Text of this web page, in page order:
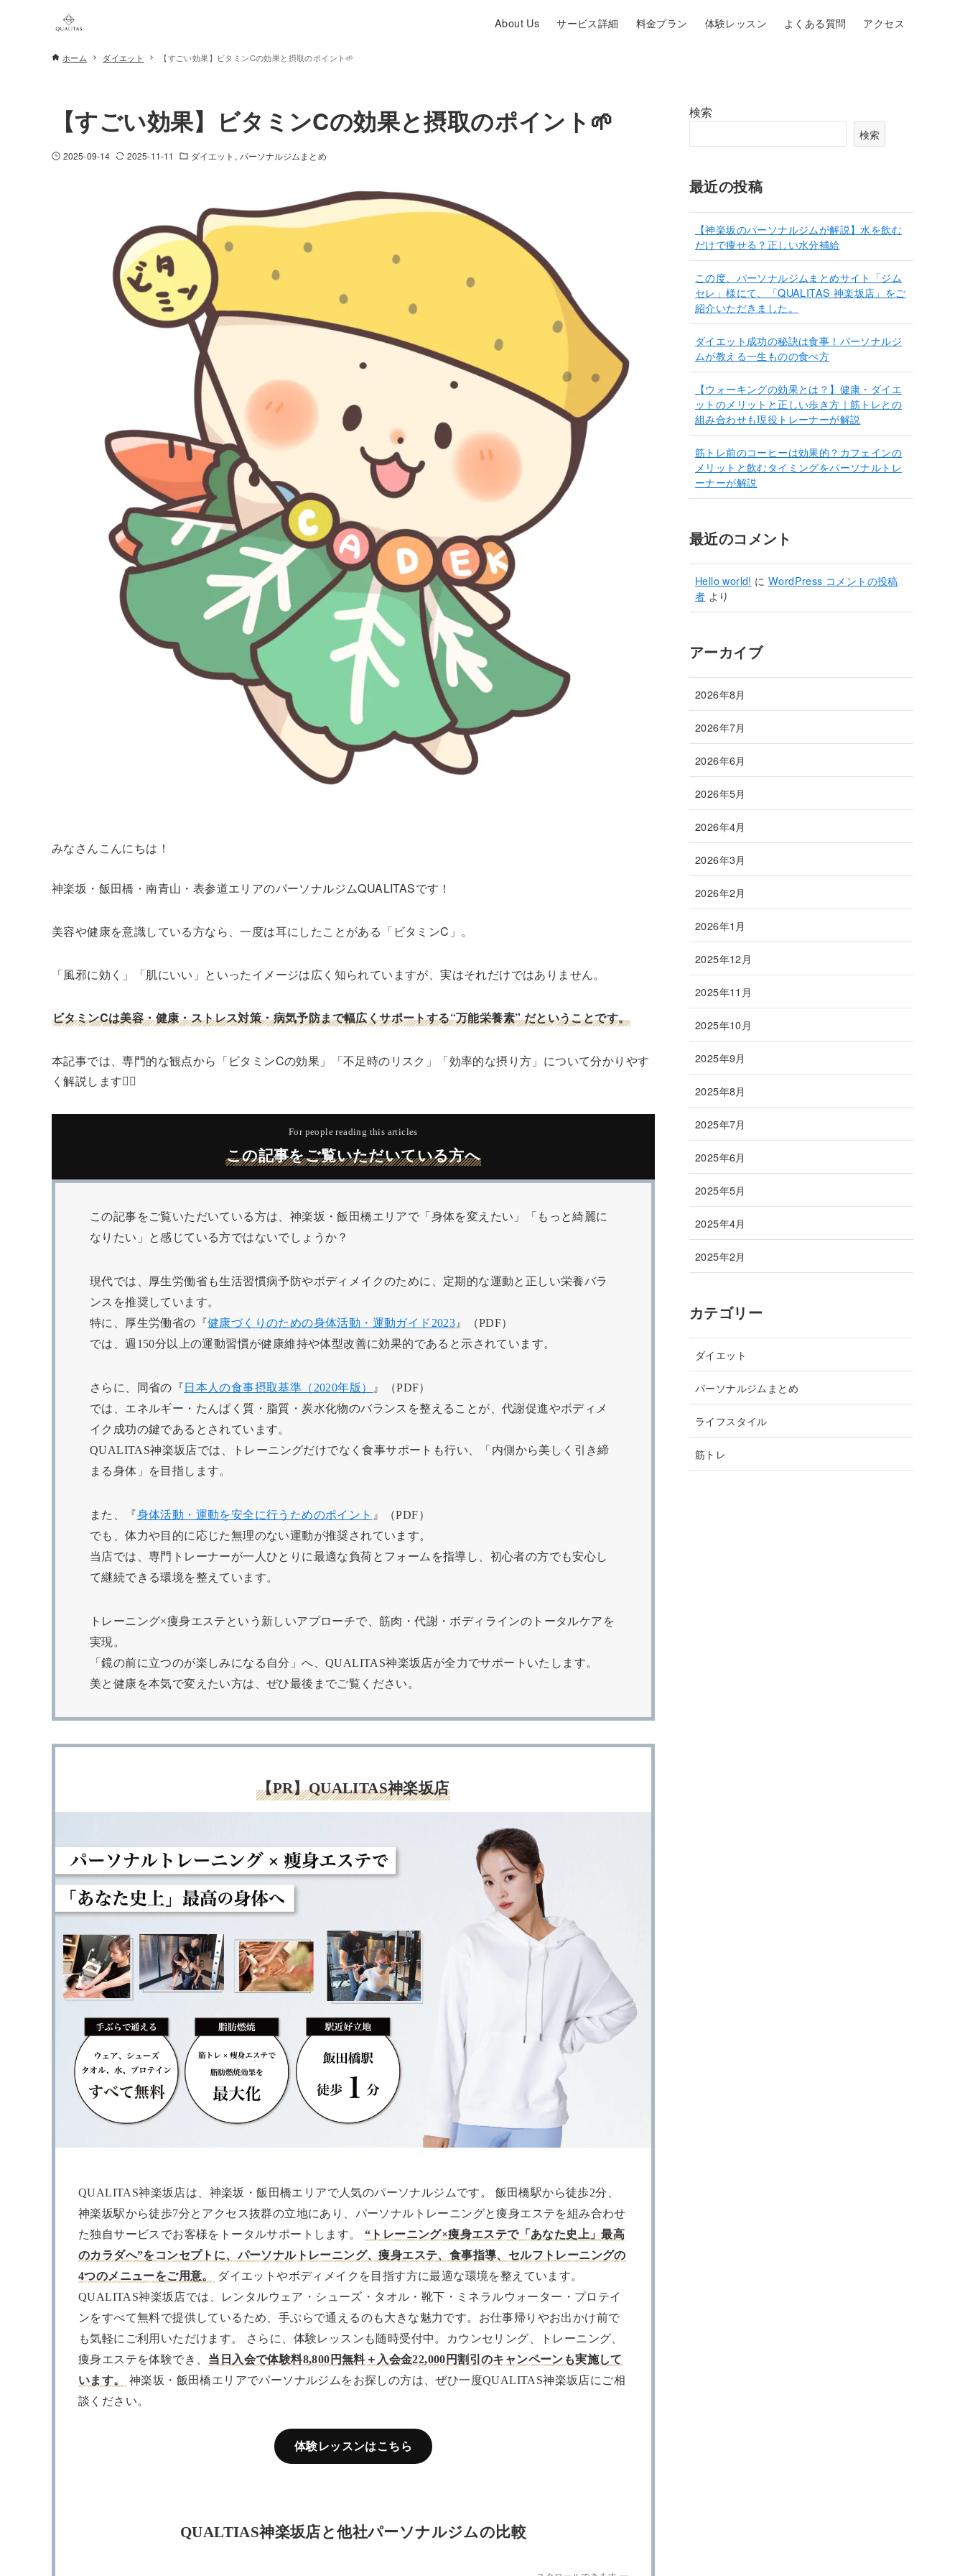
About Us サービス詳細 料金プラン 体験レッスン よくある質問 アクセス
ホーム ダイエット 【すごい効果】ビタミンCの効果と摂取のポイント🌱
【すごい効果】ビタミンCの効果と摂取のポイント🌱
2025-09-14 2025-11-11 ダイエット パーソナルジムまとめ
みなさんこんにちは！
神楽坂・飯田橋・南青山・表参道エリアのパーソナルジムQUALITASです！
美容や健康を意識している方なら、一度は耳にしたことがある「ビタミンC」。
「風邪に効く」「肌にいい」といったイメージは広く知られていますが、実はそれだけではありません。
ビタミンCは美容・健康・ストレス対策・病気予防まで幅広くサポートする“万能栄養素” だということです。
本記事では、専門的な観点から「ビタミンCの効果」「不足時のリスク」「効率的な摂り方」について分かりやす
く解説します🧑‍⚕️
For people reading this articles
この記事をご覧いただいている方へ
この記事をご覧いただいている方は、神楽坂・飯田橋エリアで「身体を変えたい」「もっと綺麗に
なりたい」と感じている方ではないでしょうか？
現代では、厚生労働省も生活習慣病予防やボディメイクのために、定期的な運動と正しい栄養バラ
ンスを推奨しています。
特に、厚生労働省の『健康づくりのための身体活動・運動ガイド2023 』（PDF）
では、週150分以上の運動習慣が健康維持や体型改善に効果的であると示されています。
さらに、同省の『 日本人の食事摂取基準（2020年版）
』（PDF）
では、エネルギー・たんぱく質・脂質・炭水化物のバランスを整えることが、代謝促進やボディメ
イク成功の鍵であるとされています。
QUALITAS神楽坂店では、トレーニングだけでなく食事サポートも行い、「内側から美しく引き締
まる身体」を目指します。
また、『身体活動・運動を安全に行うためのポイント 』（PDF）
でも、体力や目的に応じた無理のない運動が推奨されています。
当店では、専門トレーナーが一人ひとりに最適な負荷とフォームを指導し、初心者の方でも安心し
て継続できる環境を整えています。
トレーニング×痩身エステという新しいアプローチで、筋肉・代謝・ボディラインのトータルケアを
実現。
「鏡の前に立つのが楽しみになる自分」へ、QUALITAS神楽坂店が全力でサポートいたします。
美と健康を本気で変えたい方は、ぜひ最後までご覧ください。
【PR】QUALITAS神楽坂店
QUALITAS神楽坂店は、神楽坂・飯田橋エリアで人気のパーソナルジムです。 飯田橋駅から徒歩2分、
神楽坂駅から徒歩7分とアクセス抜群の立地にあり、パーソナルトレーニングと痩身エステを組み合わせ
た独自サービスでお客様をトータルサポートします。 “トレーニング×痩身エステで「あなた史上」最高
のカラダへ”をコンセプトに、パーソナルトレーニング、痩身エステ、食事指導、セルフトレーニングの
4つのメニューをご用意。
ダイエットやボディメイクを目指す方に最適な環境を整えています。
QUALITAS神楽坂店では、レンタルウェア・シューズ・タオル・靴下・ミネラルウォーター・プロテイ
ンをすべて無料で提供しているため、手ぶらで通えるのも大きな魅力です。お仕事帰りやお出かけ前で
も気軽にご利用いただけます。 さらに、体験レッスンも随時受付中。カウンセリング、トレーニング、
痩身エステを体験でき、 当日入会で体験料8,800円無料＋入会金22,000円割引のキャンペーンも実施して
います。
神楽坂・飯田橋エリアでパーソナルジムをお探しの方は、ぜひ一度QUALITAS神楽坂店にご相
談ください。
体験レッスンはこちら
QUALTIAS神楽坂店と他社パーソナルジムの比較
検索
検索
最近の投稿
【神楽坂のパーソナルジムが解説】水を飲む
だけで痩せる？正しい水分補給
この度、パーソナルジムまとめサイト「ジム
セレ」様にて、「QUALITAS 神楽坂店」をご
紹介いただきました。
ダイエット成功の秘訣は食事！パーソナルジ
ムが教える一生ものの食べ方
【ウォーキングの効果とは？】健康・ダイエ
ットのメリットと正しい歩き方｜筋トレとの
組み合わせも現役トレーナーが解説
筋トレ前のコーヒーは効果的？カフェインの
メリットと飲むタイミングをパーソナルトレ
ーナーが解説
最近のコメント
Hello world! にWordPress コメントの投稿
者 より
アーカイブ
2026年8月
2026年7月
2026年6月
2026年5月
2026年4月
2026年3月
2026年2月
2026年1月
2025年12月
2025年11月
2025年10月
2025年9月
2025年8月
2025年7月
2025年6月
2025年5月
2025年4月
2025年2月
カテゴリー
ダイエット
パーソナルジムまとめ
ライフスタイル
筋トレ